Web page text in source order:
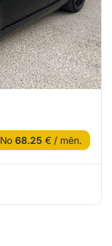
No 68.25 € / mēn.